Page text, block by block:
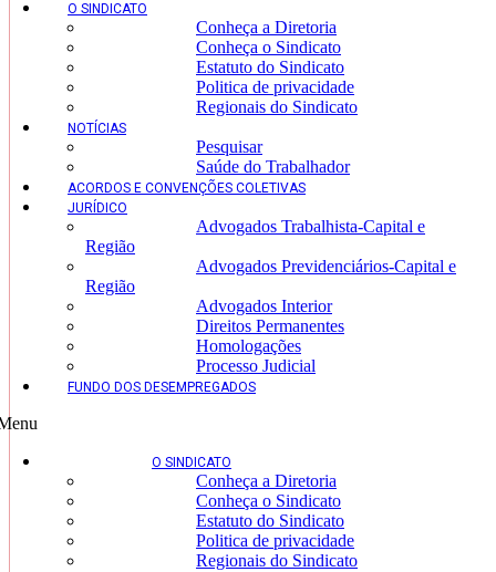
O SINDICATO
Conheça a Diretoria
Conheça o Sindicato
Estatuto do Sindicato
Politica de privacidade
Regionais do Sindicato
NOTÍCIAS
Pesquisar
Saúde do Trabalhador
ACORDOS E CONVENÇÕES COLETIVAS
JURÍDICO
Advogados Trabalhista-Capital e
Região
Advogados Previdenciários-Capital e
Região
Advogados Interior
Direitos Permanentes
Homologações
Processo Judicial
FUNDO DOS DESEMPREGADOS
O SINDICATO
Conheça a Diretoria
Conheça o Sindicato
Estatuto do Sindicato
Politica de privacidade
Regionais do Sindicato